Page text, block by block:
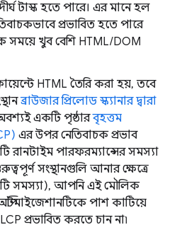
টাস্ক হতে পারে। এর মানে হল
প্রভাবিত হতে পারে
সময়ে খুব বেশি HTML/DOM
HTML তৈরি করা হয়, তবে
ব্রাউজার প্রিলোড স্ক্যানার দ্বারা
একটি পৃষ্ঠারবৃহত্তম
এর উপর নেতিবাচক প্রভাব
রানটাইম পারফরম্যান্সের সমস্যা
সংস্থানগুলি আনার ক্ষেত্রে
সমস্যা), আপনি এই মৌলিক
পাশ কাটিয়ে
প্রভাবিত করতে চান না৷